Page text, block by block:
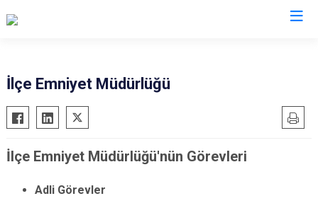
Ahmetli
Akhisar
Alaşehir
Saruhanlı
İlçe Emniyet Müdürlüğü
İlçe Emniyet Müdürlüğü'nün Görevleri
Adli Görevler